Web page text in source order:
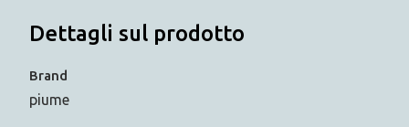
Dettagli sul prodotto
Brand
piume